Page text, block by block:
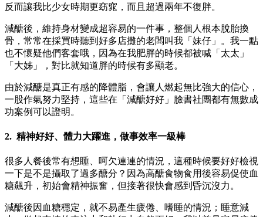
反而讓我比少女時期更窈窕，而且超過兩年不復胖。
減醣後，維持身材變成超容易的一件事，整個人根本脫胎換
骨，常常在採買時聽到好多店攤的老闆叫我「妹仔」。我一點
也不懷疑他們客套哦，因為在我肥胖的時候都被喊「太太」
「大姊」，對比就知道胖的時候有多顯老。
由於減醣是真正有感的降體脂，會讓人燃起無比強大的信心，
一股作氣努力堅持，這些在「減醣好好」臉書社團都有無數成
功案例可以證明。
2. 精神好好、體力大躍進，做事效率一級棒
很多人餐後常有想睡、呵欠連連的情況，這種時候要好好檢視
一下是不是攝取了過多醣分？因為高醣食物食用後容易促使血
糖飆升，初始會精神振奮，但接著很快會感到昏沉沒力。
減醣後因血糖穩定，就不易產生疲倦、嗜睡的情況；睡意減